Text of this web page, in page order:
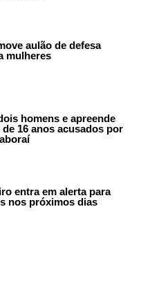
aulão de defesa
mulheres
homens e apreende
16 anos acusados por
entra em alerta para
nos próximos dias